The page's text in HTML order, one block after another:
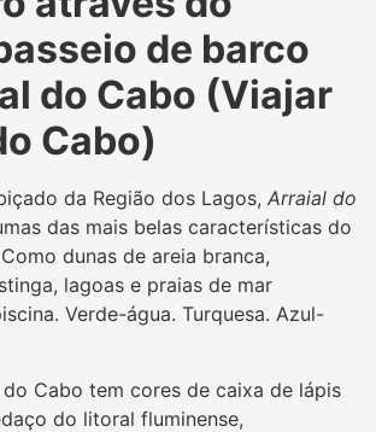
de barco
do Cabo (Viajar
Cabo)
da Região dos Lagos, Arraial do
das mais belas características do
dunas de areia branca,
lagoas e praias de mar
Verde-água. Turquesa. Azul-
Cabo tem cores de caixa de lápis
do litoral fluminense,